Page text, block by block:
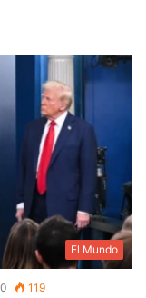
El Mundo
0 119